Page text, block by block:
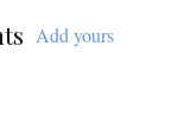
Add yours